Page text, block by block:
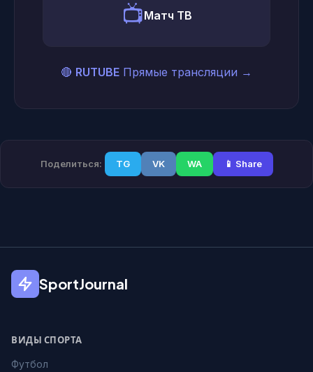
📺Матч ТВ
🔴 RUTUBE Прямые трансляции →
Поделиться: TG VK WA 📱 Share
SportJournal
ВИДЫ СПОРТА
Футбол